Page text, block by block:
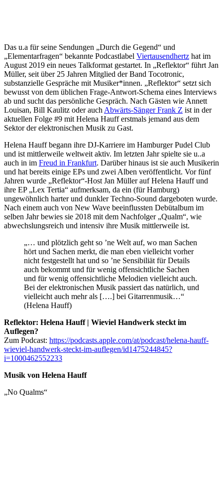
Das u.a für seine Sendungen „Durch die Gegend“ und
„Elementarfragen“ bekannte Podcastlabel Viertausendhertz hat im
August 2019 ein neues Talkformat gestartet. In „Reflektor“ führt Jan
Müller, seit über 25 Jahren Mitglied der Band Tocotronic,
substanzielle Gespräche mit Musiker*innen. „Reflektor“ setzt sich
bewusst von dem üblichen Frage-Antwort-Schema eines Interviews
ab und sucht das persönliche Gespräch. Nach Gästen wie Annett
Louisan, Bill Kaulitz oder auch Abwärts-Sänger Frank Z ist in der
aktuellen Folge #9 mit Helena Hauff erstmals jemand aus dem
Sektor der elektronischen Musik zu Gast.
Helena Hauff begann ihre DJ-Karriere im Hamburger Pudel Club
und ist mittlerweile weltweit aktiv. Im letzten Jahr spielte sie u..a
auch in im Freud in Frankfurt. Darüber hinaus ist sie auch Musikerin
und hat bereits einige EPs und zwei Alben veröffentlicht. Vor fünf
Jahren wurde „Reflektor“-Host Jan Müller auf Helena Hauff und
ihre EP „Lex Tertia“ aufmerksam, da ein (für Hamburg)
ungewöhnlich harter und dunkler Techno-Sound dargeboten wurde.
Nach einem auch von New Wave beeinflussten Debütalbum im
selben Jahr bewies sie 2018 mit dem Nachfolger „Qualm“, wie
abwechslungsreich und intensiv ihre Musik mittlerweile ist.
„… und plötzlich geht so ’ne Welt auf, wo man Sachen
hört und Sachen merkt, die man eben vielleicht vorher
nicht festgestellt hat und so ’ne Sensibiliät für Details
auch bekommt und für wenig offensichtliche Sachen
und für wenig offensichtliche Melodien vielleicht auch.
Bei der elektronischen Musik passiert das natürlich, und
vielleicht auch mehr als [….] bei Gitarrenmusik…“
(Helena Hauff)
Reflektor: Helena Hauff | Wieviel Handwerk steckt im
Auflegen?
Zum Podcast: https://podcasts.apple.com/at/podcast/helena-hauff-
wieviel-handwerk-steckt-im-auflegen/id1475244845?
i=1000462552233
Musik von Helena Hauff
„No Qualms“